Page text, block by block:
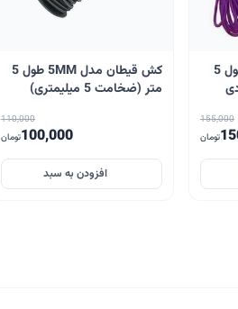
کش قیطان مدل 3رنگ طول 5
155,000
تومان
کش قیطان مدل 5MM طول 5
متر (ضخامت 5 میلیمتری)
110,000
100,000تومان
افزودن به سبد